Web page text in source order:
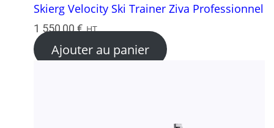
Skierg Velocity Ski Trainer Ziva Professionnel
1 550,00€ HT
Ajouter au panier